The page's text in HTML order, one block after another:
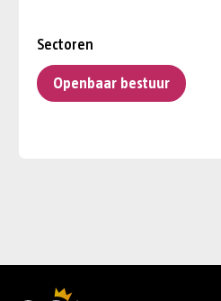
Sectoren
Openbaar bestuur